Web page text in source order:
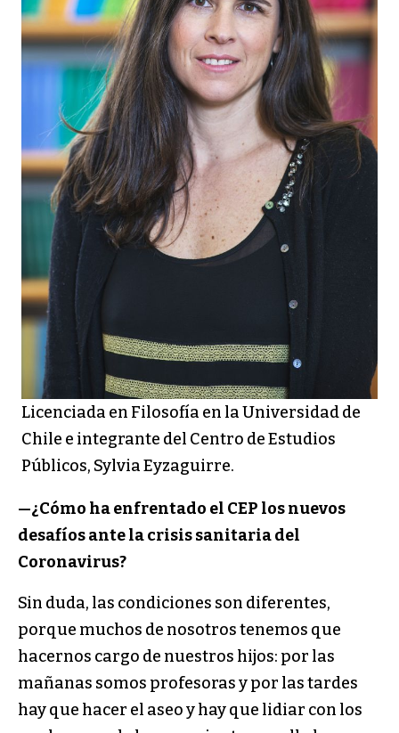
Licenciada en Filosofía en la Universidad de
Chile e integrante del Centro de Estudios
Públicos, Sylvia Eyzaguirre.
—¿Cómo ha enfrentado el CEP los nuevos
desafíos ante la crisis sanitaria del
Coronavirus?
Sin duda, las condiciones son diferentes,
porque muchos de nosotros tenemos que
hacernos cargo de nuestros hijos: por las
mañanas somos profesoras y por las tardes
hay que hacer el aseo y hay que lidiar con los